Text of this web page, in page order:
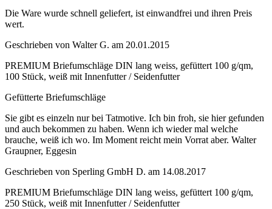
Die Ware wurde schnell geliefert, ist einwandfrei und ihren Preis
wert.
Geschrieben von Walter G. am 20.01.2015
PREMIUM Briefumschläge DIN lang weiss, gefüttert 100 g/qm,
100 Stück, weiß mit Innenfutter / Seidenfutter
Gefütterte Briefumschläge
Sie gibt es einzeln nur bei Tatmotive. Ich bin froh, sie hier gefunden
und auch bekommen zu haben. Wenn ich wieder mal welche
brauche, weiß ich wo. Im Moment reicht mein Vorrat aber. Walter
Graupner, Eggesin
Geschrieben von Sperling GmbH D. am 14.08.2017
PREMIUM Briefumschläge DIN lang weiss, gefüttert 100 g/qm,
250 Stück, weiß mit Innenfutter / Seidenfutter